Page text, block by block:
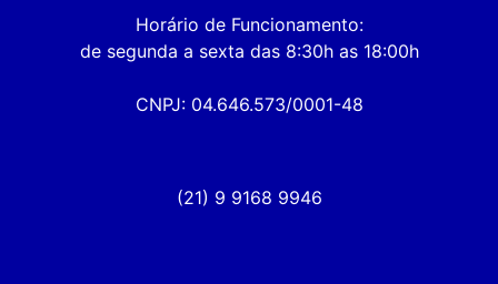
Horário de Funcionamento:
de segunda a sexta das 8:30h as 18:00h
CNPJ: 04.646.573/0001-48
(21) 9 9168 9946